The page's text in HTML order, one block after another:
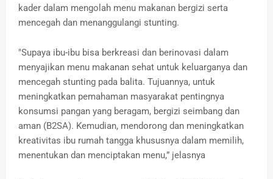
kader dalam mengolah menu makanan bergizi serta
mencegah dan menanggulangi stunting.
"Supaya ibu-ibu bisa berkreasi dan berinovasi dalam
menyajikan menu makanan sehat untuk keluarganya dan
mencegah stunting pada balita. Tujuannya, untuk
meningkatkan pemahaman masyarakat pentingnya
konsumsi pangan yang beragam, bergizi seimbang dan
aman (B2SA). Kemudian, mendorong dan meningkatkan
kreativitas ibu rumah tangga khususnya dalam memilih,
menentukan dan menciptakan menu,” jelasnya